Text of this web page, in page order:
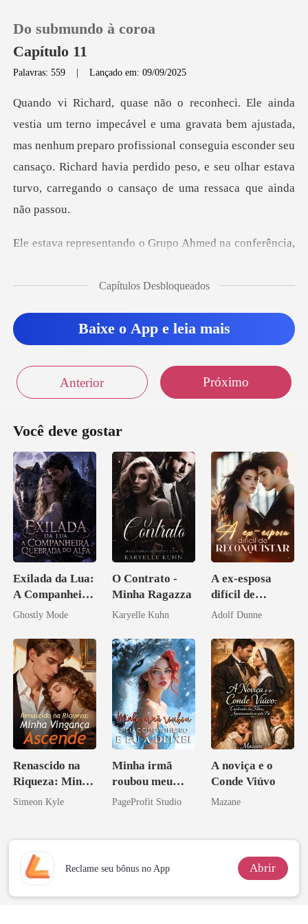
0
Loja
Do submundo à coroa
Capítulo 11
Palavras: 559 |Lançado em: 09/09/2025
m ajustada,
mas nenhum preparo profissional conseguia esconder seu
cansaço. Richard havia perd
ndo o Grupo Ahmed na
Capítulos Desbloqueados
Baixe o App e leia mais
Anterior Próximo
Você deve gostar
Exilada da Lua:
A Companheira
Quebrada do
Ghostly Mode
O Contrato -
Minha Ragazza
Karyelle Kuhn
A ex-esposa
difícil de
reconquistar
Adolf Dunne
Renascido na
Riqueza: Minha
Vingança
Simeon Kyle
Minha irmã
roubou meu
companheiro e
PageProfit Studio
A noviça e o
Conde Viúvo
Mazane
Reclame seu bônus no App Abrir